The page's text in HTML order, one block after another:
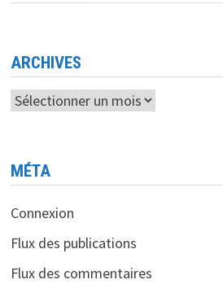
ARCHIVES
Archives
MÉTA
Connexion
Flux des publications
Flux des commentaires